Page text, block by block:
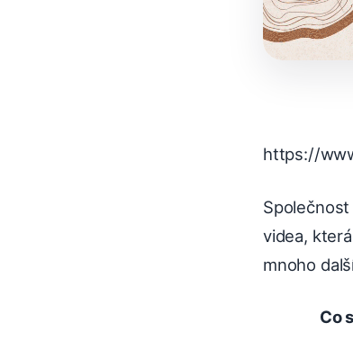
https://
videa,
mnoho
Co